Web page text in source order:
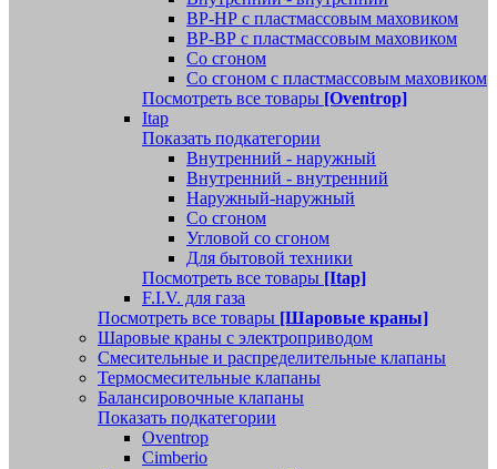
ВР-НР с пластмассовым маховиком
ВР-ВР с пластмассовым маховиком
Со сгоном
Со сгоном с пластмассовым маховиком
Посмотреть все товары [Oventrop]
Itap
Показать подкатегории
Внутренний - наружный
Внутренний - внутренний
Наружный-наружный
Со сгоном
Угловой со сгоном
Для бытовой техники
Посмотреть все товары [Itap]
F.I.V. для газа
Посмотреть все товары [Шаровые краны]
Шаровые краны с электроприводом
Смесительные и распределительные клапаны
Термосмесительные клапаны
Балансировочные клапаны
Показать подкатегории
Oventrop
Cimberio